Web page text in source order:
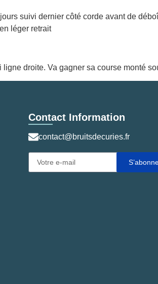
suivi dernier côté corde avant de
léger retrait
droite. Va gagner sa course monté
Contact Information
contact@bruitsdecuries.fr